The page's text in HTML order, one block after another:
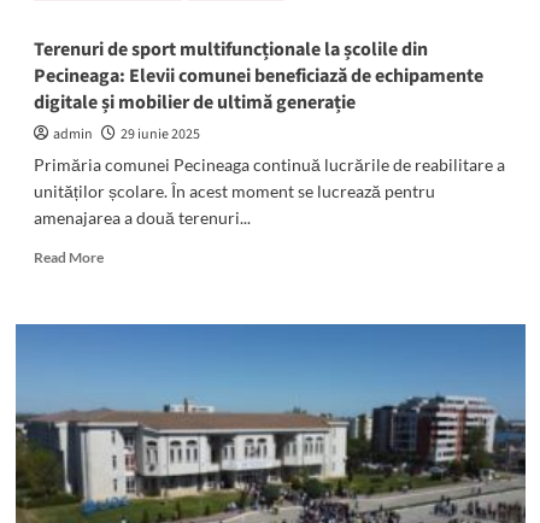
Terenuri de sport multifuncționale la școlile din
Pecineaga: Elevii comunei beneficiază de echipamente
digitale și mobilier de ultimă generație
admin
29 iunie 2025
Primăria comunei Pecineaga continuă lucrările de reabilitare a
unităților școlare. În acest moment se lucrează pentru
amenajarea a două terenuri...
Read MoreRead
Terenuri
la
școlile
din
Pecineaga:
Elevii